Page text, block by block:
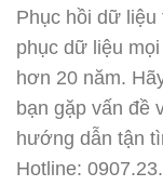
Phục hồi dữ liệu
phục dữ liệu
hơn 20 năm.
bạn gặp vấn đề
hướng dẫn tận
Hotline: